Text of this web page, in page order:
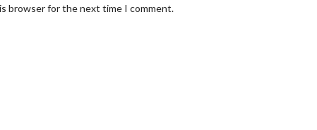
browser for the next time I comment.